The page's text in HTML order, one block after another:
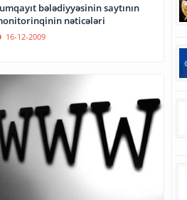
bələdiyyəsinin saytının
nəticələri
16-12-2009